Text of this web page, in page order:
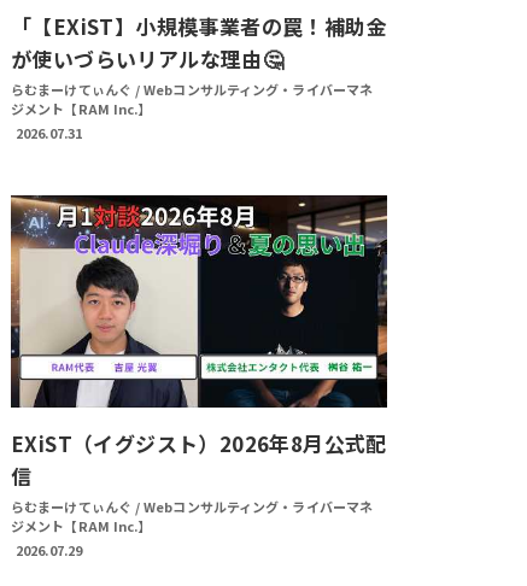
「【EXiST】小規模事業者の罠！補助金
が使いづらいリアルな理由🤔
らむまーけてぃんぐ / Webコンサルティング・ライバーマネ
ジメント【RAM Inc.】
2026.07.31
EXiST（イグジスト）2026年8月公式配
信
らむまーけてぃんぐ / Webコンサルティング・ライバーマネ
ジメント【RAM Inc.】
2026.07.29